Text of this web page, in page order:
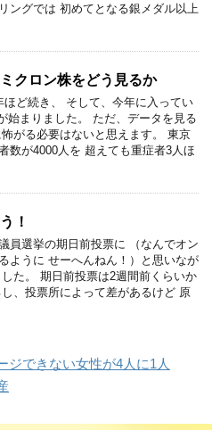
ングでは 初めてとなる銀メダル以上
クロン株をどう見るか
ほど続き、 そして、今年に入ってい
始まりました。 ただ、データを見る
がる必要はないと思えます。 東京
数が4000人を 超えても重症者3人ほ
！
員選挙の期日前投票に （なんでオン
ように せーへんねん！）と思いなが
た。 期日前投票は2週間前くらいか
、投票所によって差があるけど 原
ジできない女性が4人に1人